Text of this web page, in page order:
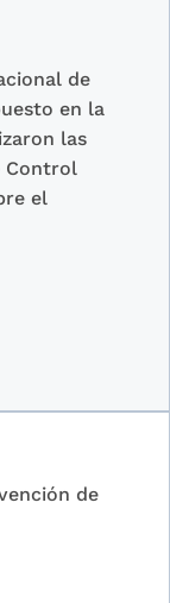
de
en la
las
Control
el
de